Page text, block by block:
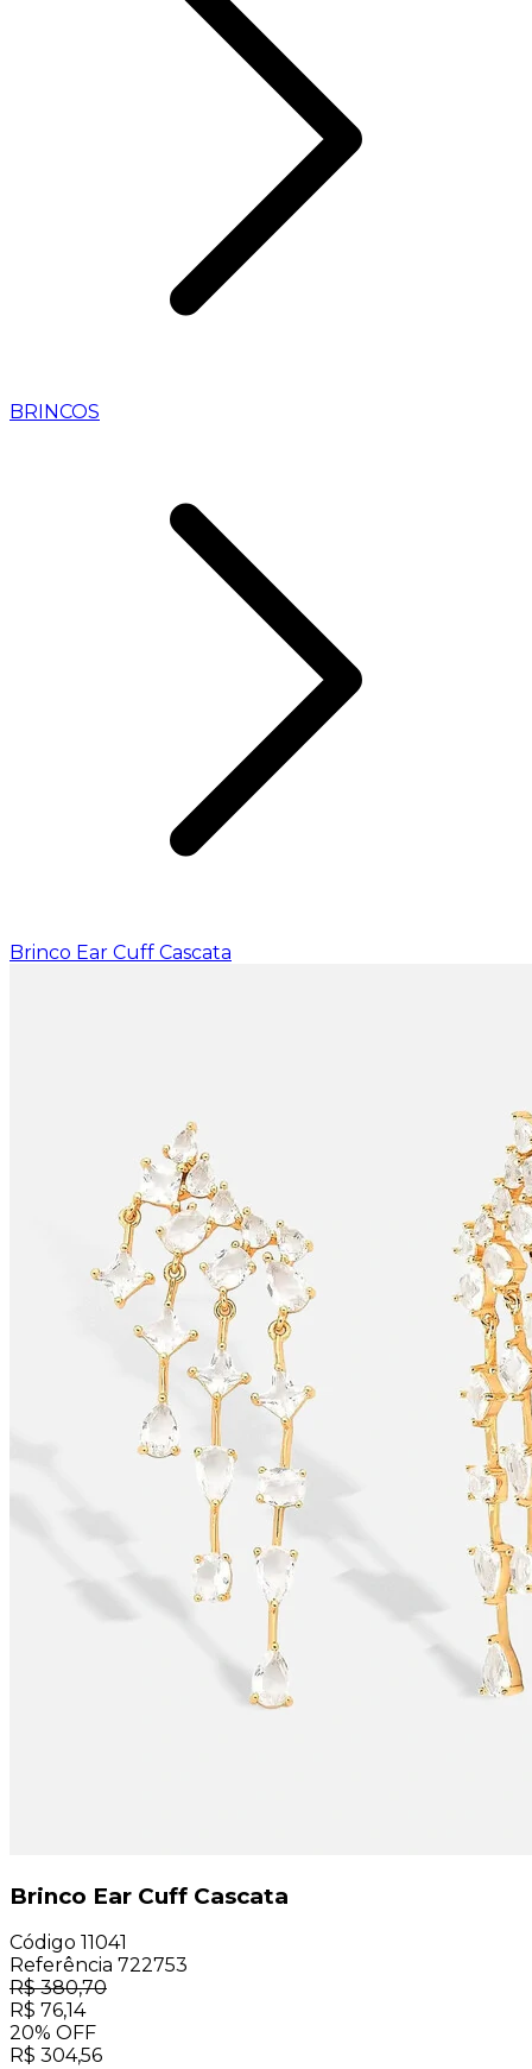
BRINCOS
Brinco Ear Cuff Cascata
Brinco Ear Cuff Cascata
Código 11041
Referência 722753
R$380,70
R$ 76,14
20% OFF
R$ 304,56